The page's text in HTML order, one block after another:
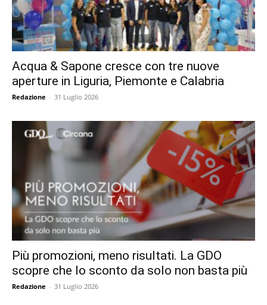
Acqua & Sapone cresce con tre nuove
aperture in Liguria, Piemonte e Calabria
Redazione - 31 Luglio 2026
Più promozioni, meno risultati. La GDO
scopre che lo sconto da solo non basta più
Redazione - 31 Luglio 2026